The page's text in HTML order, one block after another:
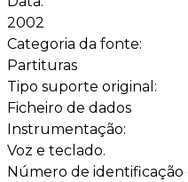
2002
Categoria da fonte:
Partituras
Tipo suporte original:
Ficheiro de dados
Instrumentação:
Voz e teclado.
Número de identificação